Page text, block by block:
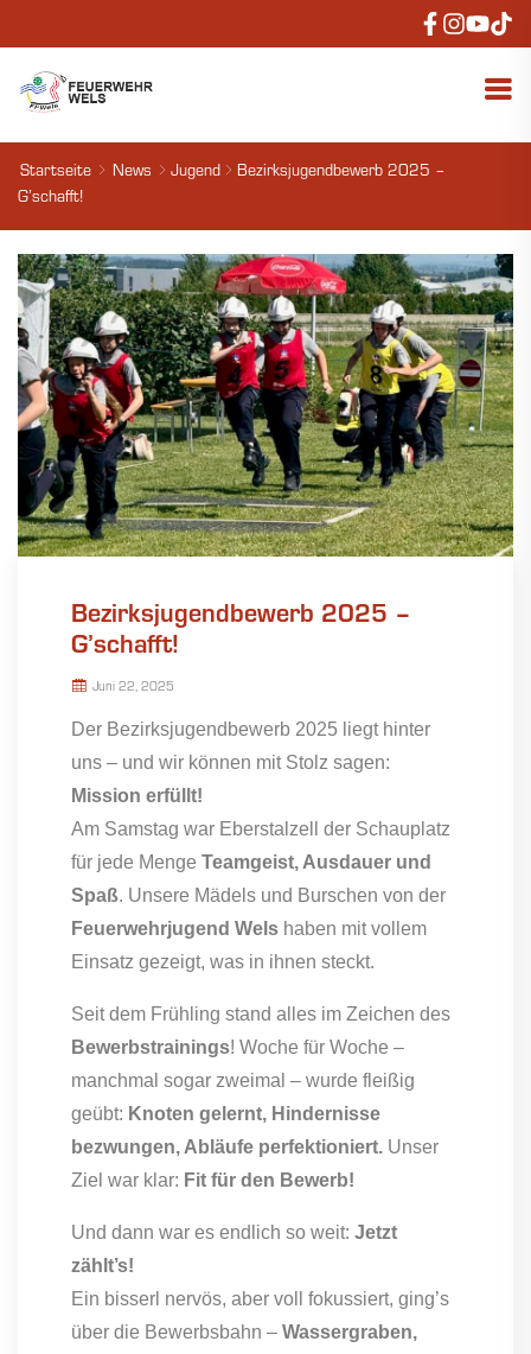
Startseite News Jugend
Bezirksjugendbewerb 2025 –
G’schafft!
Bezirksjugendbewerb 2025 –
G’schafft!
Juni 22, 2025
Der Bezirksjugendbewerb 2025 liegt hinter
uns – und wir können mit Stolz sagen:
Mission erfüllt!
Am Samstag war Eberstalzell der Schauplatz
für jede Menge Teamgeist, Ausdauer und
Spaß. Unsere Mädels und Burschen von der
Feuerwehrjugend Wels haben mit vollem
Einsatz gezeigt, was in ihnen steckt.
Seit dem Frühling stand alles im Zeichen des
Bewerbstrainings! Woche für Woche –
manchmal sogar zweimal – wurde fleißig
geübt: Knoten gelernt, Hindernisse
bezwungen, Abläufe perfektioniert. Unser
Ziel war klar: Fit für den Bewerb!
Und dann war es endlich so weit: Jetzt
zählt’s!
Ein bisserl nervös, aber voll fokussiert, ging’s
über die Bewerbsbahn – Wassergraben,